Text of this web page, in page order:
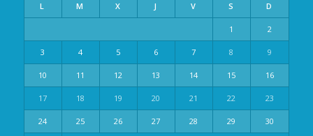
L M X J V S D
1 2
3 4 5 6 7 8 9
10 11 12 13 14 15 16
17 18 19 20 21 22 23
24 25 26 27 28 29 30